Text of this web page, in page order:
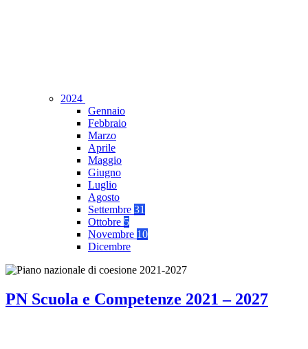
2024
Gennaio
Febbraio
Marzo
Aprile
Maggio
Giugno
Luglio
Agosto
Settembre 31
Ottobre 5
Novembre 10
Dicembre
PN Scuola e Competenze 2021 – 2027